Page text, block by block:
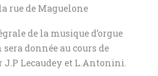
rue de Maguelone
de la musique d’orgue
sera donnée au cours de
J.P Lecaudey et L.Antonini.